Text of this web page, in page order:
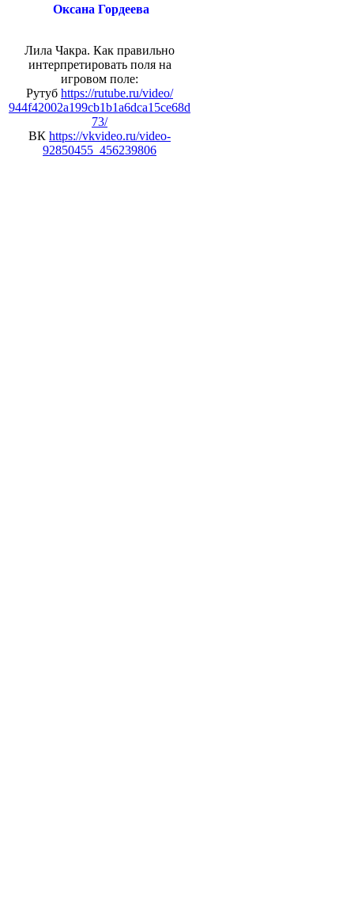
Оксана Гордеева
Лила Чакра. Как правильно
интерпретировать поля на
игровом поле:
Рутуб https://rutube.ru/video/
944f42002a199cb1b1a6dca15ce68d
73/
ВК https://vkvideo.ru/video-
92850455_456239806